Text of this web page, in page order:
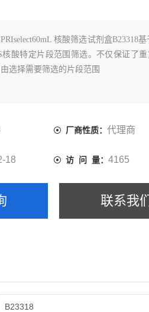
核酸筛选试剂盒B23318基
核酸特定片段范围筛选。不仅保证了
选择需要筛选的片段范围
厂商性质： 代理商
18 访 问 量： 4165
联系我
B23318